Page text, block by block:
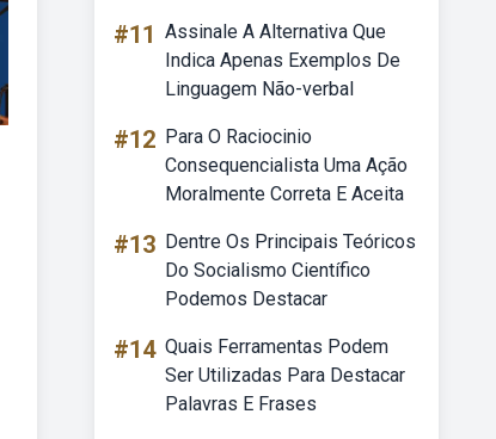
#11 Assinale A Alternativa Que
Indica Apenas Exemplos De
Linguagem Não-verbal
#12 Para O Raciocinio
Consequencialista Uma Ação
Moralmente Correta E Aceita
#13 Dentre Os Principais Teóricos
Do Socialismo Científico
Podemos Destacar
#14 Quais Ferramentas Podem
Ser Utilizadas Para Destacar
Palavras E Frases